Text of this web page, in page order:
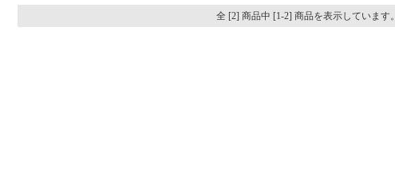
全 [2] 商品中 [1-2] 商品を表示しています。